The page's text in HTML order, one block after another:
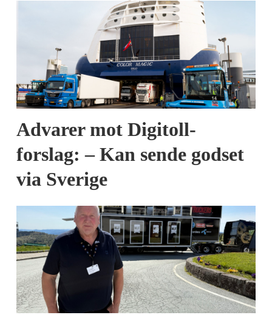
Advarer mot Digitoll-
forslag: – Kan sende godset
via Sverige